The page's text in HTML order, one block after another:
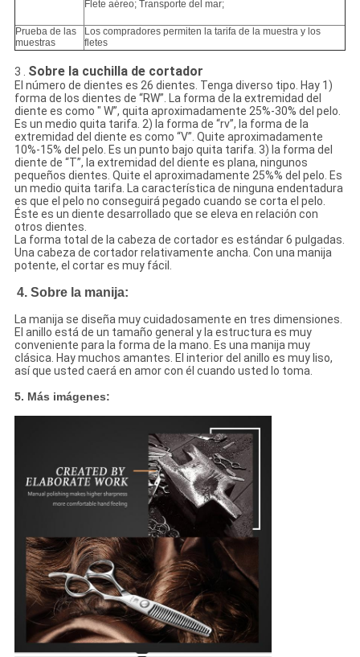
Flete aéreo; Transporte del mar;
Prueba de las
muestras
Los compradores permiten la tarifa de la muestra y los
fletes
3 . Sobre la cuchilla de cortador
El número de dientes es 26 dientes. Tenga diverso tipo. Hay 1)
forma de los dientes de “RW”. La forma de la extremidad del
diente es como " W”, quita aproximadamente 25%-30% del pelo.
Es un medio quita tarifa. 2) la forma de “rv”, la forma de la
extremidad del diente es como “V”. Quite aproximadamente
10%-15% del pelo. Es un punto bajo quita tarifa. 3) la forma del
diente de “T”, la extremidad del diente es plana, ningunos
pequeños dientes. Quite el aproximadamente 25%% del pelo. Es
un medio quita tarifa. La característica de ninguna endentadura
es que el pelo no conseguirá pegado cuando se corta el pelo.
Éste es un diente desarrollado que se eleva en relación con
otros dientes.
La forma total de la cabeza de cortador es estándar 6 pulgadas.
Una cabeza de cortador relativamente ancha. Con una manija
potente, el cortar es muy fácil.
4. Sobre la manija:
La manija se diseña muy cuidadosamente en tres dimensiones.
El anillo está de un tamaño general y la estructura es muy
conveniente para la forma de la mano. Es una manija muy
clásica. Hay muchos amantes. El interior del anillo es muy liso,
así que usted caerá en amor con él cuando usted lo toma.
5. Más imágenes: